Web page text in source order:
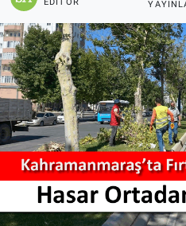
EDITÖR
YAŞAM
EĞİTİM
ASAYİŞ
MAGAZİN
KÜLTÜR-SANAT